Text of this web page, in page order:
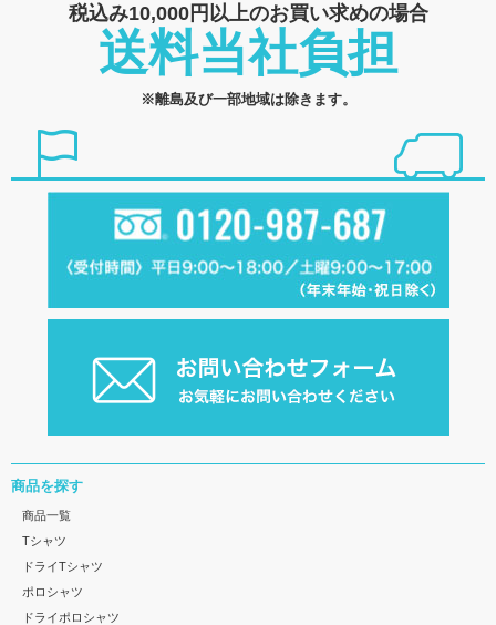
税込み10,000円以上のお買い求めの場合
送料当社負担
※離島及び一部地域は除きます。
商品を探す
商品一覧
Tシャツ
ドライTシャツ
ポロシャツ
ドライポロシャツ